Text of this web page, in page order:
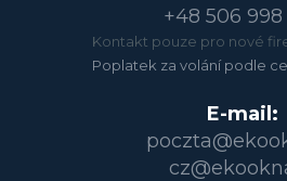
+48 506 998
Kontakt pouze pro nové
Poplatek za volání podle
E-mail: